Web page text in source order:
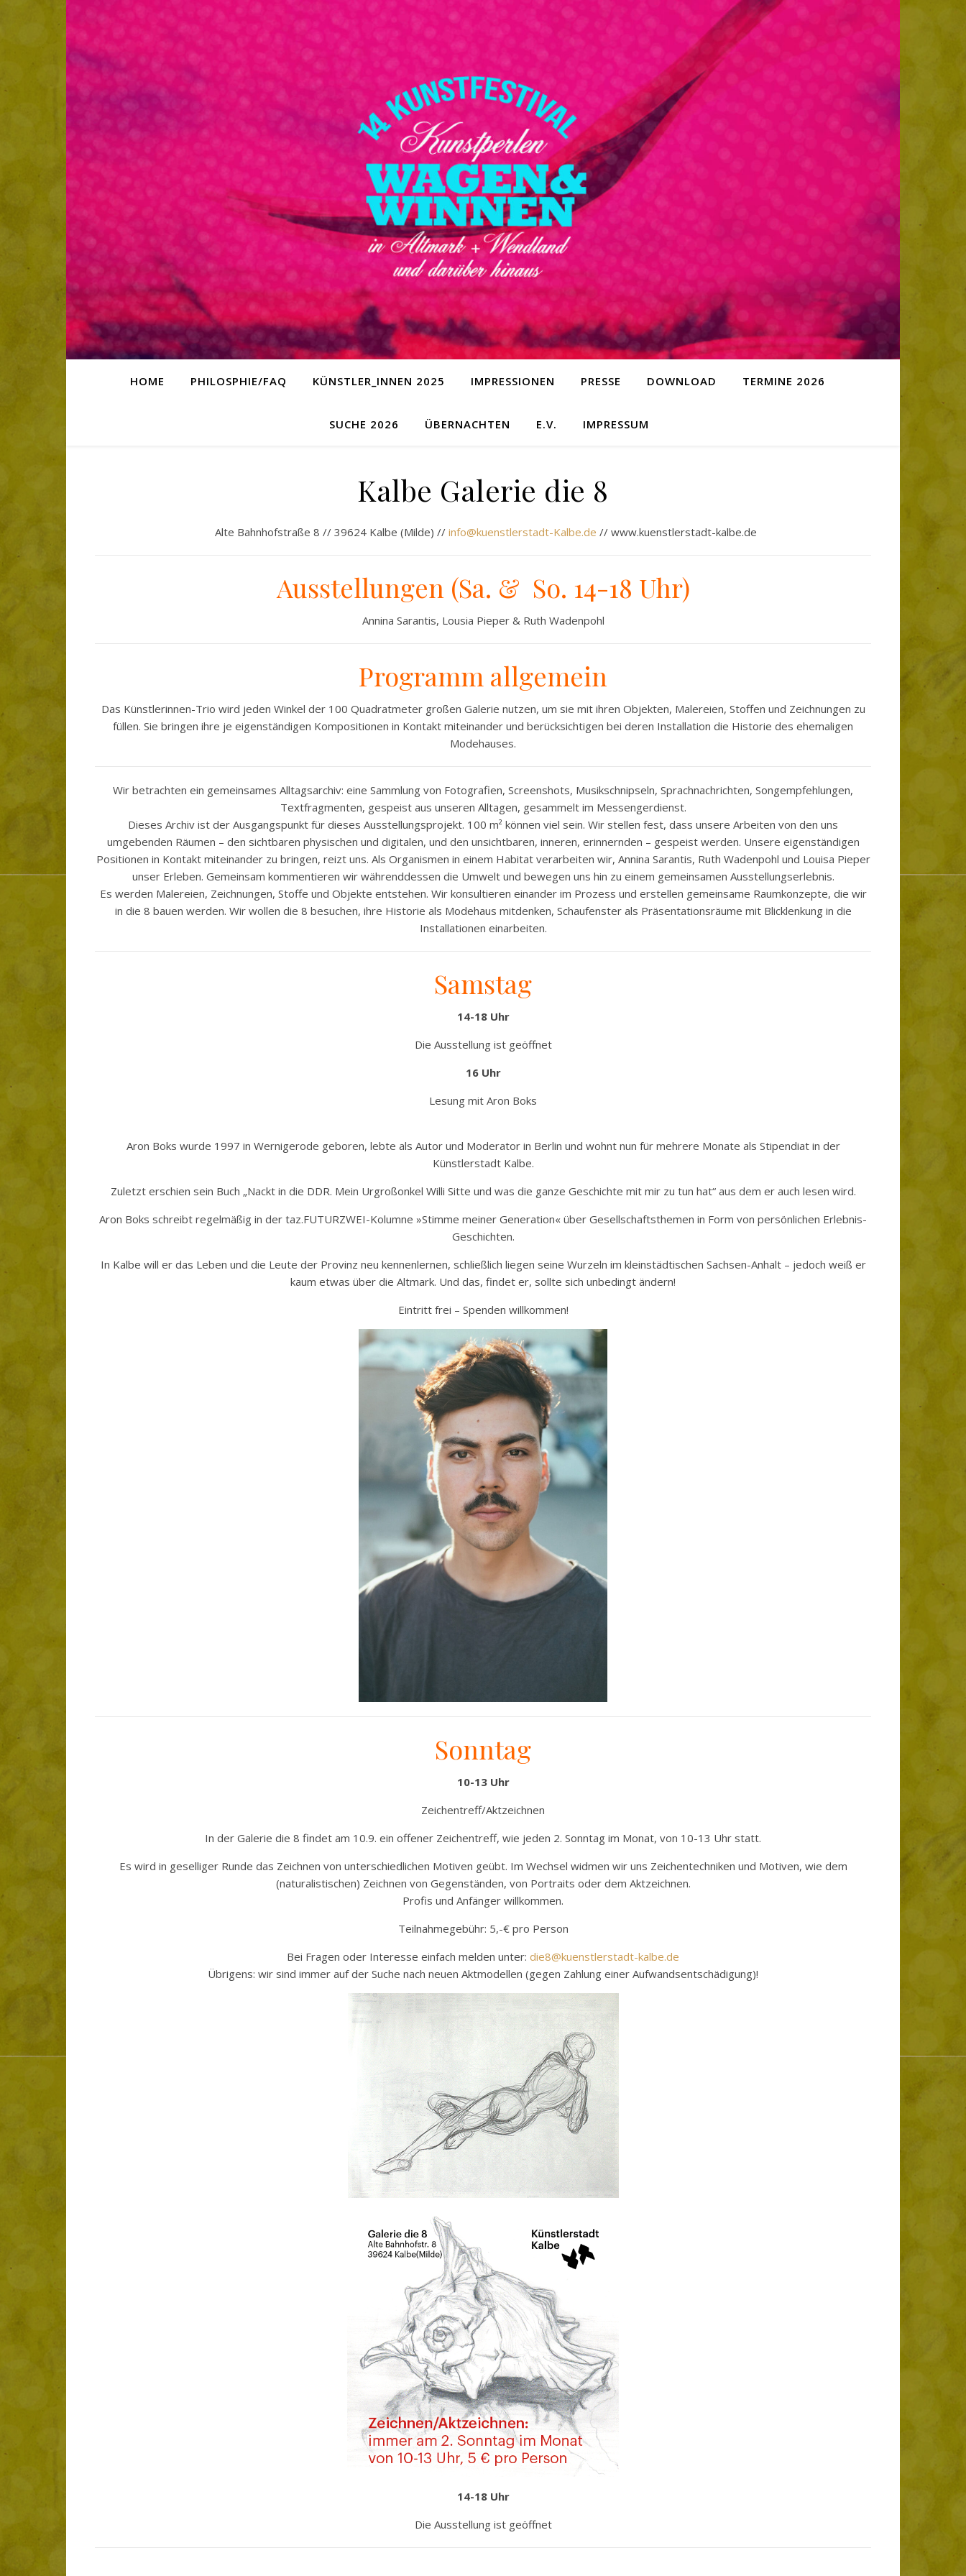
HOME PHILOSPHIE/FAQ KÜNSTLER_INNEN 2025 IMPRESSIONEN PRESSE DOWNLOAD TERMINE 2026
SUCHE 2026 ÜBERNACHTEN E.V. IMPRESSUM
Kalbe Galerie die 8
Alte Bahnhofstraße 8 // 39624 Kalbe (Milde) // info@kuenstlerstadt-Kalbe.de // www.kuenstlerstadt-kalbe.de
Ausstellungen (Sa. & So. 14-18 Uhr)
Annina Sarantis, Lousia Pieper & Ruth Wadenpohl
Programm allgemein
Das Künstlerinnen-Trio wird jeden Winkel der 100 Quadratmeter großen Galerie nutzen, um sie mit ihren Objekten, Malereien, Stoffen und Zeichnungen zu
füllen. Sie bringen ihre je eigenständigen Kompositionen in Kontakt miteinander und berücksichtigen bei deren Installation die Historie des ehemaligen
Modehauses.
Wir betrachten ein gemeinsames Alltagsarchiv: eine Sammlung von Fotografien, Screenshots, Musikschnipseln, Sprachnachrichten, Songempfehlungen,
Textfragmenten, gespeist aus unseren Alltagen, gesammelt im Messengerdienst.
Dieses Archiv ist der Ausgangspunkt für dieses Ausstellungsprojekt. 100 m² können viel sein. Wir stellen fest, dass unsere Arbeiten von den uns
umgebenden Räumen – den sichtbaren physischen und digitalen, und den unsichtbaren, inneren, erinnernden – gespeist werden. Unsere eigenständigen
Positionen in Kontakt miteinander zu bringen, reizt uns. Als Organismen in einem Habitat verarbeiten wir, Annina Sarantis, Ruth Wadenpohl und Louisa Pieper
unser Erleben. Gemeinsam kommentieren wir währenddessen die Umwelt und bewegen uns hin zu einem gemeinsamen Ausstellungserlebnis.
Es werden Malereien, Zeichnungen, Stoffe und Objekte entstehen. Wir konsultieren einander im Prozess und erstellen gemeinsame Raumkonzepte, die wir
in die 8 bauen werden. Wir wollen die 8 besuchen, ihre Historie als Modehaus mitdenken, Schaufenster als Präsentationsräume mit Blicklenkung in die
Installationen einarbeiten.
Samstag
14-18 Uhr
Die Ausstellung ist geöffnet
16 Uhr
Lesung mit Aron Boks
Aron Boks wurde 1997 in Wernigerode geboren, lebte als Autor und Moderator in Berlin und wohnt nun für mehrere Monate als Stipendiat in der
Künstlerstadt Kalbe.
Zuletzt erschien sein Buch „Nackt in die DDR. Mein Urgroßonkel Willi Sitte und was die ganze Geschichte mit mir zu tun hat“ aus dem er auch lesen wird.
Aron Boks schreibt regelmäßig in der taz.FUTURZWEI-Kolumne »Stimme meiner Generation« über Gesellschaftsthemen in Form von persönlichen Erlebnis-
Geschichten.
In Kalbe will er das Leben und die Leute der Provinz neu kennenlernen, schließlich liegen seine Wurzeln im kleinstädtischen Sachsen-Anhalt – jedoch weiß er
kaum etwas über die Altmark. Und das, findet er, sollte sich unbedingt ändern!
Eintritt frei – Spenden willkommen!
Sonntag
10-13 Uhr
Zeichentreff/Aktzeichnen
In der Galerie die 8 findet am 10.9. ein offener Zeichentreff, wie jeden 2. Sonntag im Monat, von 10-13 Uhr statt.
Es wird in geselliger Runde das Zeichnen von unterschiedlichen Motiven geübt. Im Wechsel widmen wir uns Zeichentechniken und Motiven, wie dem
(naturalistischen) Zeichnen von Gegenständen, von Portraits oder dem Aktzeichnen.
Profis und Anfänger willkommen.
Teilnahmegebühr: 5,-€ pro Person
Bei Fragen oder Interesse einfach melden unter: die8@kuenstlerstadt-kalbe.de
Übrigens: wir sind immer auf der Suche nach neuen Aktmodellen (gegen Zahlung einer Aufwandsentschädigung)!
14-18 Uhr
Die Ausstellung ist geöffnet